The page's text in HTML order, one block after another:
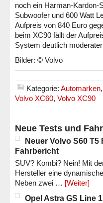
noch ein Harman-
Subwoofer und 600 Watt
Aufpreis von 840 Euro
beim XC90 fällt der
System deutlich
Bilder: © Volvo
Kategorie: Automarken,
Volvo XC60, Volvo XC90
Neue Tests und
Neuer Volvo S60
Fahrbericht
SUV? Kombi? Nein! Mit
Hersteller eine
Neben zwei … [Weiter]
Opel Astra GS Line